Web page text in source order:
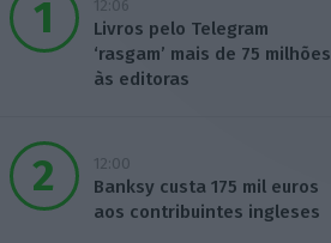
12:06
Livros pelo Telegram
‘rasgam’ mais de 75 milhões
às editoras
12:00
Banksy custa 175 mil euros
aos contribuintes ingleses